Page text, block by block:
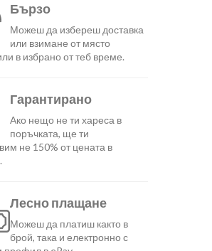
Бързо
Можеш да избереш доставка
или взимане от място
в избрано от теб време.
Гарантирано
Ако нещо не ти хареса в
поръчката, ще ти
не 150% от цената в
Лесно плащане
Можеш да платиш както в
брой, така и електронно с